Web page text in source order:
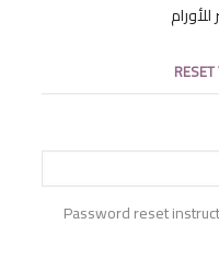
Password reset